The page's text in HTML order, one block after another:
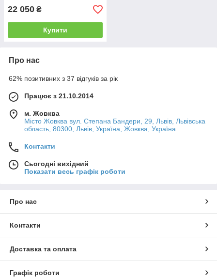
22 050 ₴
Купити
Про нас
62% позитивних з 37 відгуків за рік
Працює з 21.10.2014
м. Жовква
Місто Жовква вул. Степана Бандери, 29, Львів, Львівська
область, 80300, Львів, Україна, Жовква, Україна
Контакти
Сьогодні вихідний
Показати весь графік роботи
Про нас
Контакти
Доставка та оплата
Графік роботи